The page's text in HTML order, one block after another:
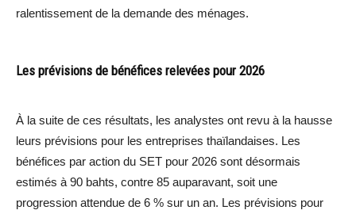
ralentissement de la demande des ménages.
Les prévisions de bénéfices relevées pour 2026
À la suite de ces résultats, les analystes ont revu à la hausse
leurs prévisions pour les entreprises thaïlandaises. Les
bénéfices par action du SET pour 2026 sont désormais
estimés à 90 bahts, contre 85 auparavant, soit une
progression attendue de 6 % sur un an. Les prévisions pour